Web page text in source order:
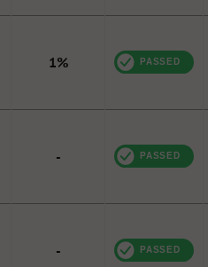
1%
-
-